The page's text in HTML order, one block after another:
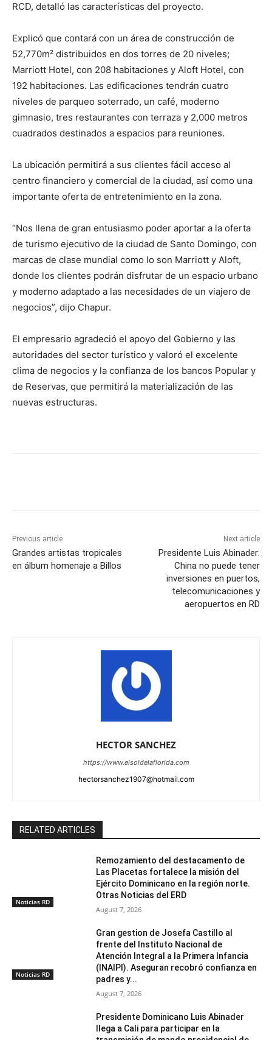
RCD, detalló las características del proyecto.
Explicó que contará con un área de construcción de
52,770m² distribuidos en dos torres de 20 niveles;
Marriott Hotel, con 208 habitaciones y Aloft Hotel, con
192 habitaciones. Las edificaciones tendrán cuatro
niveles de parqueo soterrado, un café, moderno
gimnasio, tres restaurantes con terraza y 2,000 metros
cuadrados destinados a espacios para reuniones.
La ubicación permitirá a sus clientes fácil acceso al
centro financiero y comercial de la ciudad, así como una
importante oferta de entretenimiento en la zona.
“Nos llena de gran entusiasmo poder aportar a la oferta
de turismo ejecutivo de la ciudad de Santo Domingo, con
marcas de clase mundial como lo son Marriott y Aloft,
donde los clientes podrán disfrutar de un espacio urbano
y moderno adaptado a las necesidades de un viajero de
negocios”, dijo Chapur.
El empresario agradeció el apoyo del Gobierno y las
autoridades del sector turístico y valoró el excelente
clima de negocios y la confianza de los bancos Popular y
de Reservas, que permitirá la materialización de las
nuevas estructuras.
Previous article
Grandes artistas tropicales
en álbum homenaje a Billos
Next article
Presidente Luis Abinader:
China no puede tener
inversiones en puertos,
telecomunicaciones y
aeropuertos en RD
HECTOR SANCHEZ
https://www.elsoldelaflorida.com
hectorsanchez1907@hotmail.com
RELATED ARTICLES
Noticias RD
Remozamiento del destacamento de
Las Placetas fortalece la misión del
Ejército Dominicano en la región norte.
Otras Noticias del ERD
August 7, 2026
Noticias RD
Gran gestion de Josefa Castillo al
frente del Instituto Nacional de
Atención Integral a la Primera Infancia
(INAIPI). Aseguran recobró confianza en
padres y...
August 7, 2026
Presidente Dominicano Luis Abinader
llega a Cali para participar en la